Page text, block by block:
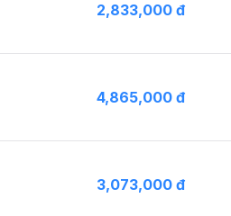
2,833,000 đ
4,865,000 đ
3,073,000 đ